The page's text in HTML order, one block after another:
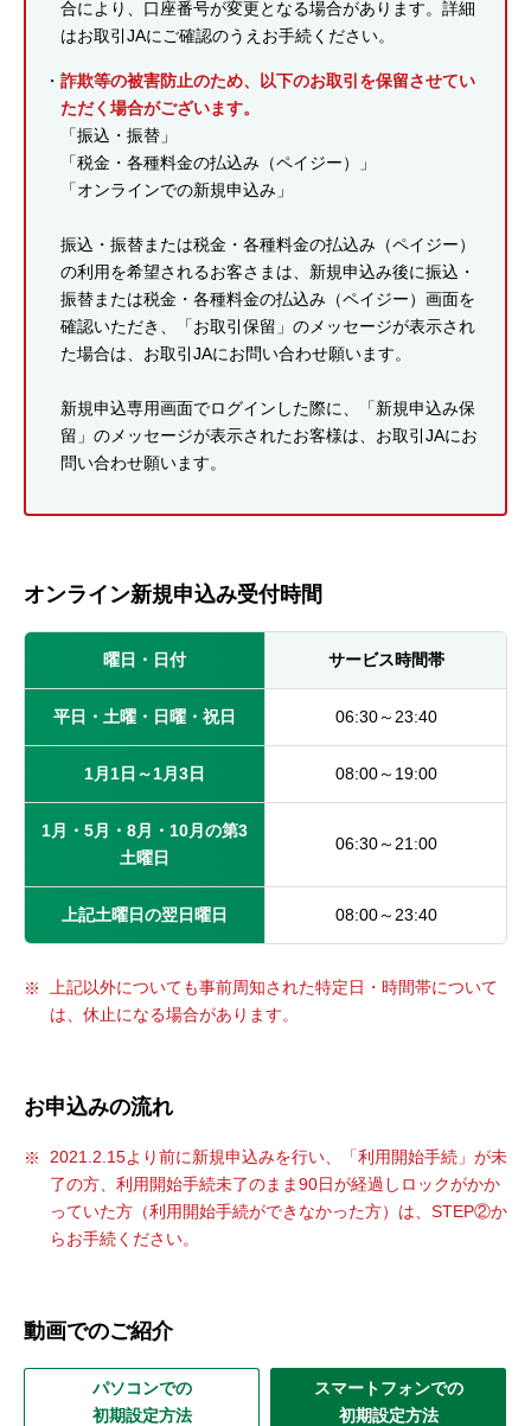
合により、口座番号が変更となる場合があります。詳細
はお取引JAにご確認のうえお手続ください。
詐欺等の被害防止のため、以下のお取引を保留させてい
ただく場合がございます。
「振込・振替」
「税金・各種料金の払込み（ペイジー）」
「オンラインでの新規申込み」
振込・振替または税金・各種料金の払込み（ペイジー）
の利用を希望されるお客さまは、新規申込み後に振込・
振替または税金・各種料金の払込み（ペイジー）画面を
確認いただき、「お取引保留」のメッセージが表示され
た場合は、お取引JAにお問い合わせ願います。
新規申込専用画面でログインした際に、「新規申込み保
留」のメッセージが表示されたお客様は、お取引JAにお
問い合わせ願います。
オンライン新規申込み受付時間
曜日・日付 サービス時間帯
平日・土曜・日曜・祝日 06:30～23:40
1月1日～1月3日 08:00～19:00
1月・5月・8月・10月の第3
土曜日
06:30～21:00
上記土曜日の翌日曜日 08:00～23:40
上記以外についても事前周知された特定日・時間帯について
は、休止になる場合があります。
お申込みの流れ
2021.2.15より前に新規申込みを行い、「利用開始手続」が未
了の方、利用開始手続未了のまま90日が経過しロックがかか
っていた方（利用開始手続ができなかった方）は、STEP②か
らお手続ください。
動画でのご紹介
パソコンでの
初期設定方法
スマートフォンでの
初期設定方法